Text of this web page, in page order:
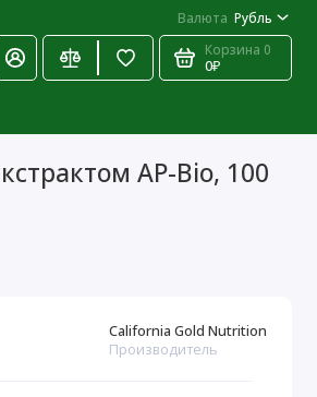
Валюта Рубль
Корзина 0
0₽
AP-Bio, 100
California Gold Nutrition
Производитель